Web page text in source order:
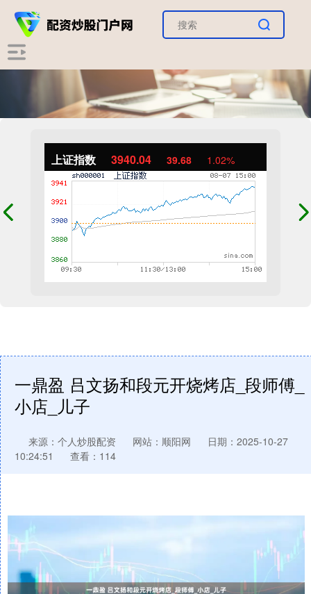
上证指数 3940.04 39.68 1.02%
一鼎盈 吕文扬和段元开烧烤店_段师傅_
小店_儿子
来源：个人炒股配资 网站：顺阳网
日期：2025-10-27
10:24:51
查看：114